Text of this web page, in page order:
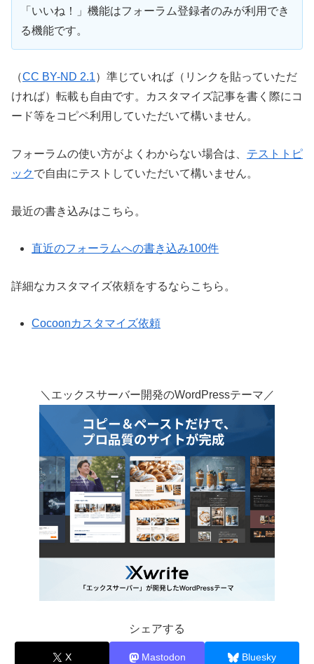
「いいね！」機能はフォーラム登録者のみが利用でき
る機能です。
（CC BY-ND 2.1）準じていれば（リンクを貼っていただ
ければ）転載も自由です。カスタマイズ記事を書く際にコ
ード等をコピペ利用していただいて構いません。
フォーラムの使い方がよくわからない場合は、 テストトピ
ックで自由にテストしていただいて構いません。
最近の書き込みはこちら。
直近のフォーラムへの書き込み100件
詳細なカスタマイズ依頼をするならこちら。
Cocoonカスタマイズ依頼
＼エックスサーバー開発のWordPressテーマ／
シェアする
X Mastodon Bluesky